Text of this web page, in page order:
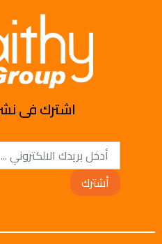
اشترك فى
أشترك